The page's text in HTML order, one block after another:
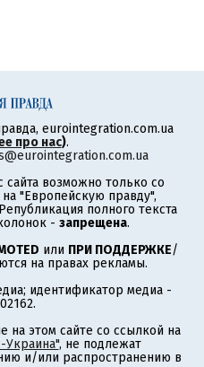
eurointegration.com.ua
про нас).
сайта возможно только со
"Европейскую правду",
полного текста
- запрещена.
или ПРИ ПОДДЕРЖКЕ/
на правах рекламы.
идентификатор медиа -
этом сайте со ссылкой на
, не подлежат
и/или распространению в